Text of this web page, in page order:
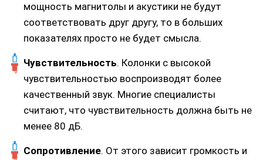
мощность магнитолы и акустики не будут
соответствовать друг другу, то в больших
показателях просто не будет смысла.
Чувствительность. Колонки с высокой
чувствительностью воспроизводят более
качественный звук. Многие специалисты
считают, что чувствительность должна быть не
менее 80 дБ.
Сопротивление. От этого зависит громкость и